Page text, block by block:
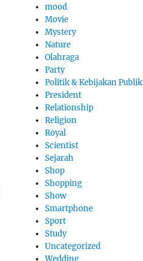
mood
Movie
Mystery
Nature
Olahraga
Party
Politik & Kebijakan Publik
President
Relationship
Religion
Royal
Scientist
Sejarah
Shop
Shopping
Show
Smartphone
Sport
Study
Uncategorized
Wedding